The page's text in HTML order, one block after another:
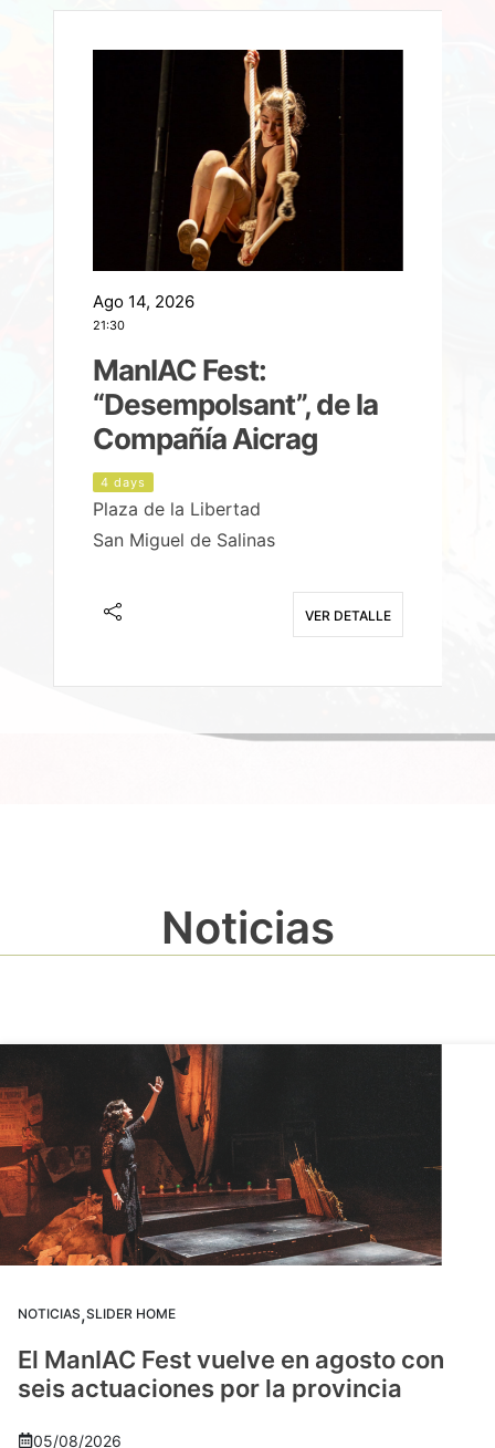
Ago 14, 2026
21:30
ManIAC Fest:
“Desempolsant”, de la
Compañía Aicrag
4 days
Plaza de la Libertad
San Miguel de Salinas
VER DETALLE
Noticias
NOTICIAS,SLIDER HOME
El ManIAC Fest vuelve en agosto con
seis actuaciones por la provincia
05/08/2026